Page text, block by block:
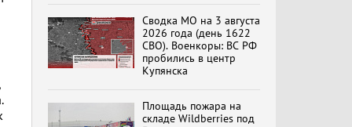
Специальный репортаж
«Безразмерное
Кольцо»
К ГРАЖДАНАМ
РОССИИ! Обращение
Сводка МО на 3 августа
2026 года (день 1622
СВО). Военкоры: ВС РФ
пробились в центр
Купянска
Площадь пожара на
складе Wildberries под